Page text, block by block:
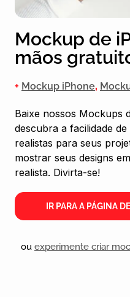
Mockup de
mãos
+ Mockup iPhone,
Baixe nossos Mockups
descubra a facilidade
realistas para seus
mostrar seus designs
realista. Divirta-se!
IR PARA A PÁGINA
ou experimente criar